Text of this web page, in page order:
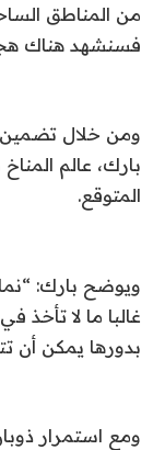
من المناطق
فسنشهد هناك
ومن خلال تضمين
بارك، عالم
المتوقع.
ويوضح بارك:
غالبا ما لا
بدورها يمكن أن
ومع استمرار